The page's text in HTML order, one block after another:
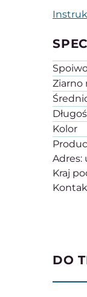
Ziarno
Kolor
Adres:
Kraj
DO